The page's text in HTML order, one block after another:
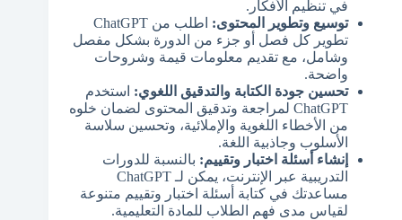
في تنظيم الأفكار.
توسيع وتطوير المحتوى:
اطلب من ChatGPT
تطوير كل فصل أو جزء من الدورة بشكل مفصل
وشامل، مع تقديم معلومات قيمة وشروحات
واضحة.
تحسين جودة الكتابة والتدقيق اللغوي: استخدم
ChatGPT لمراجعة وتدقيق المحتوى لضمان خلوه
من الأخطاء اللغوية والإملائية، وتحسين سلاسة
الأسلوب وجاذبية اللغة.
إنشاء أسئلة اختبار وتقييم: بالنسبة للدورات
التدريبية عبر الإنترنت، يمكن لـ ChatGPT
مساعدتك في كتابة أسئلة اختبار وتقييم متنوعة
لقياس مدى فهم الطلاب للمادة التعليمية.